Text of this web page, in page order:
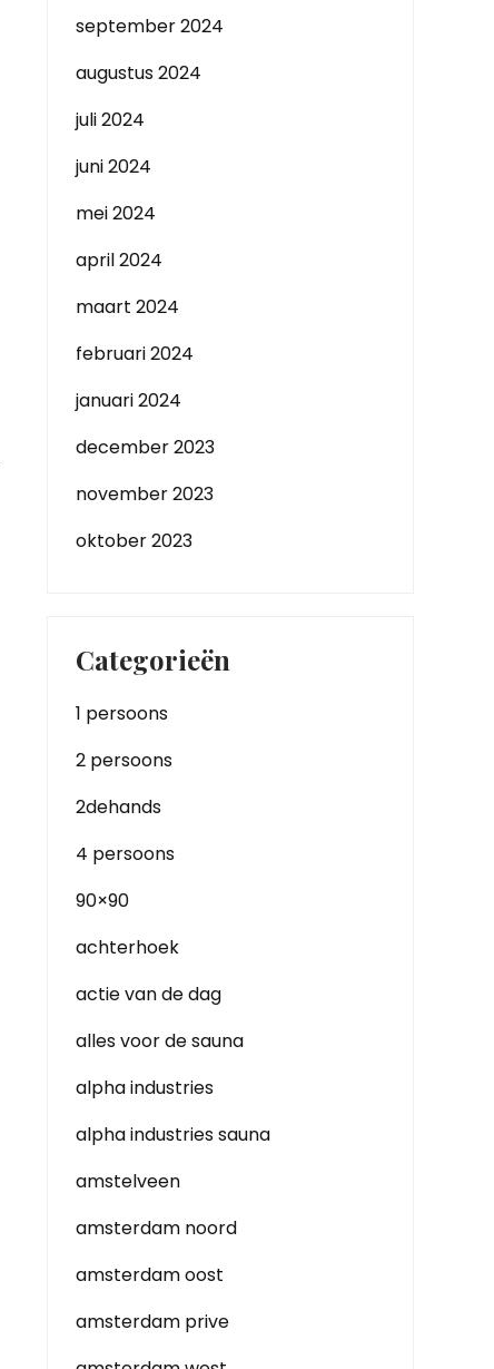
september 2024
augustus 2024
juli 2024
juni 2024
mei 2024
april 2024
maart 2024
februari 2024
januari 2024
december 2023
november 2023
oktober 2023
Categorieën
1 persoons
2 persoons
2dehands
4 persoons
90×90
achterhoek
actie van de dag
alles voor de sauna
alpha industries
alpha industries sauna
amstelveen
amsterdam noord
amsterdam oost
amsterdam prive